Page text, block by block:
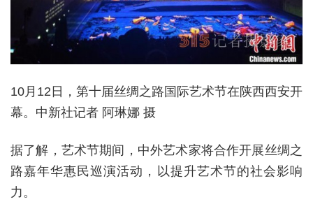
10月12日，第十届丝绸之路国际艺术节在陕西西安开
幕。中新社记者 阿琳娜 摄
据了解，艺术节期间，中外艺术家将合作开展丝绸之
路嘉年华惠民巡演活动，以提升艺术节的社会影响
力。